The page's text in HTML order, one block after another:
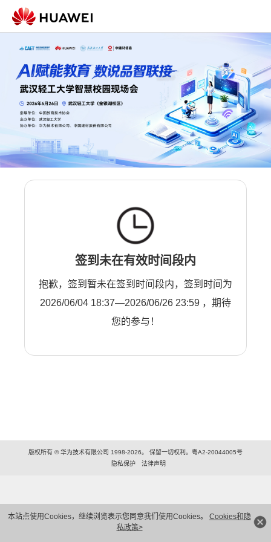
本站点使用Cookies，继续浏览表示您同意我们使用Cookies。 Cookies和隐
私政策>
签到未在有效时间段内
抱歉，签到暂未在签到时间段内，签到时间为
2026/06/04 18:37—2026/06/26 23:59 ，期待
您的参与！
版权所有 © 华为技术有限公司 1998-2026。 保留一切权利。粤A2-20044005号
隐私保护
法律声明